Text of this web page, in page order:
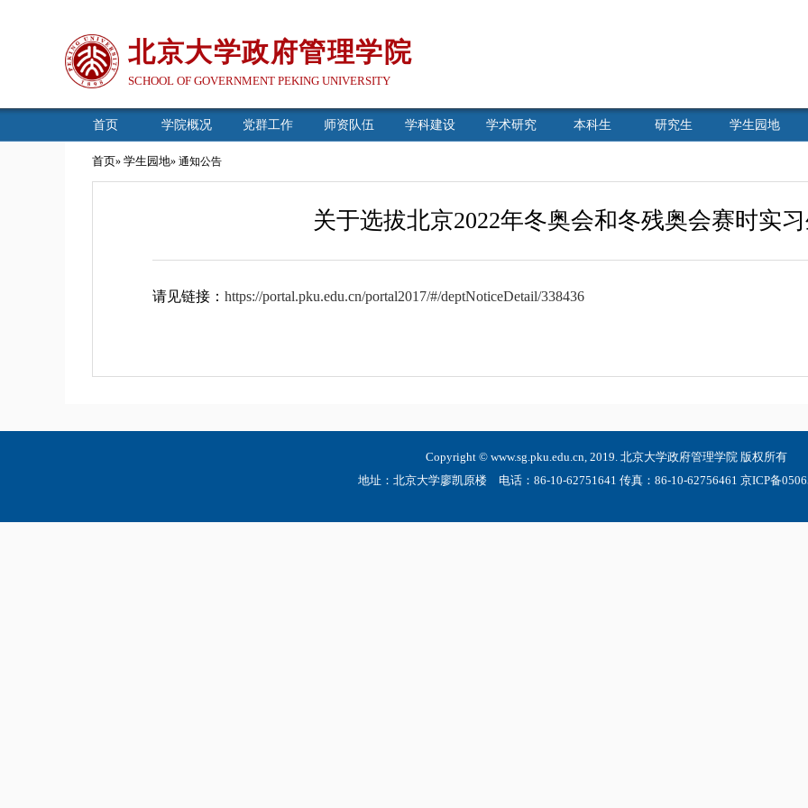
北京大学政府管理学院
SCHOOL OF GOVERNMENT PEKING UNIVERSITY
首页 学院概况 党群工作 师资队伍 学科建设 学术研究 本科生 研究生 学生园地
首页» 学生园地» 通知公告
关于选拔北京2022年冬奥会和冬残奥会赛时实
请见链接： https://portal.pku.edu.cn/portal2017/#/deptNoticeDetail/338436
Copyright © www.sg.pku.edu.cn, 2019. 北京大学政府管理学院 版权所有
地址：北京大学廖凯原楼 电话：86-10-62751641 传真：86-10-62756461 京ICP备